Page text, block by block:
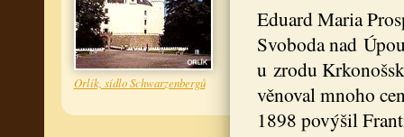
Orlík, sídlo Schwarzenbergů
Eduard Maria
Svoboda nad
u zrodu
věnoval mnoho
1898 povýšil